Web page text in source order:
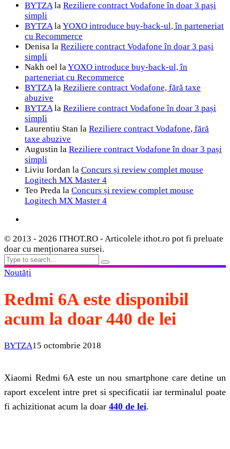
BYTZAla Reziliere contract Vodafone în doar 3 pași
simpli
BYTZAlaYOXO introduce buy-back-ul, în parteneriat
cu Recommerce
Denisa la Reziliere contract Vodafone în doar 3 pași
simpli
Nakh oel laYOXO introduce buy-back-ul, în
parteneriat cu Recommerce
BYTZAla Reziliere contract Vodafone, fără taxe
abuzive
BYTZAla Reziliere contract Vodafone în doar 3 pași
simpli
Laurentiu Stan la Reziliere contract Vodafone, fără
taxe abuzive
Augustin la Reziliere contract Vodafone în doar 3 pași
simpli
Liviu Iordan la Concurs și review complet mouse
Logitech MX Master 4
Teo Preda la Concurs și review complet mouse
Logitech MX Master 4
© 2013 - 2026 ITHOT.RO - Articolele ithot.ro pot fi preluate
doar cu menționarea sursei.
Noutăți
Redmi 6A este disponibil
acum la doar 440 de lei
BYTZA15 octombrie 2018
Xiaomi Redmi 6A este un nou smartphone care detine un
raport excelent intre pret si specificatii iar terminalul poate
fi achizitionat acum la doar 440 de lei.